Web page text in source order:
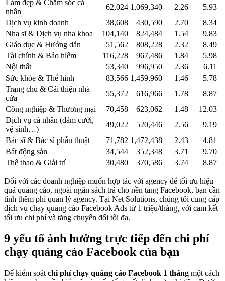
Làm đẹp & Chăm sóc cá
nhân
62,024 1,069,340 2.26
5.93
Dịch vụ kinh doanh
38,608 430,590 2.70
8.34
Nha sĩ & Dịch vụ nha khoa
104,140 824,484 1.54
9.83
Giáo dục & Hướng dẫn
51,562 808,228 2.32
8.49
Tài chính & Bảo hiểm
116,228 967,486 1.84
5.98
Nội thất
53,340 996,950 2.36
6.11
Sức khỏe & Thể hình
83,566 1,459,960 1.46
5.78
Trang chủ & Cải thiện nhà
cửa
55,372 616,966 1.78
8.87
Công nghiệp & Thương mại
70,458 623,062 1.48
12.03
Dịch vụ cá nhân (đám cưới,
vệ sinh…)
49,022 520,446 2.56
9.19
Bác sĩ & Bác sĩ phẫu thuật
71,782 1,472,438 2.43
4.81
Bất động sản
34,544 352,348 3.71
9.70
Thể thao & Giải trí
30,480 370,586 3.74 8.87
Đối với các doanh nghiệp muốn hợp tác với agency để tối ưu hiệu
quả quảng cáo, ngoài ngân sách trả cho nền tảng Facebook, bạn cần
tính thêm phí quản lý agency. Tại Net Solutions, chúng tôi cung cấp
dịch vụ chạy quảng cáo Facebook Ads từ 1 triệu/tháng, với cam kết
tối ưu chi phí và tăng chuyển đổi tối đa.
9 yếu tố ảnh hưởng trực tiếp đến chi phí
chạy quảng cáo Facebook của bạn
Để kiểm soát chi phí chạy quảng cáo Facebook 1 tháng một cách